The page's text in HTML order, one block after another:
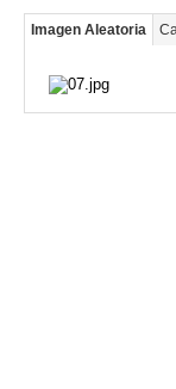
Imagen Aleatoria